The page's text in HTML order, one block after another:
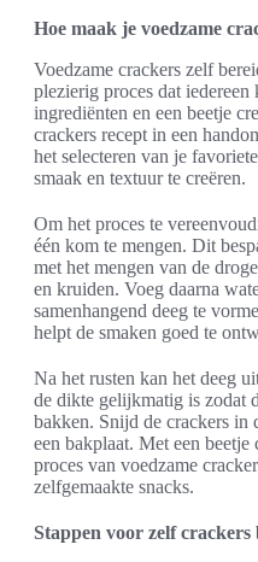
Hoe maak je voedzame
Voedzame crackers zelf
plezierig proces dat iedereen
ingrediënten en een beetje
crackers recept in een
het selecteren van je
smaak en textuur te creëren.
Om het proces te
één kom te mengen. Dit
met het mengen van de
en kruiden. Voeg daarna
samenhangend deeg te
helpt de smaken goed te
Na het rusten kan het deeg
de dikte gelijkmatig is zodat
bakken. Snijd de crackers in
een bakplaat. Met een
proces van voedzame
zelfgemaakte snacks.
Stappen voor zelf crackers